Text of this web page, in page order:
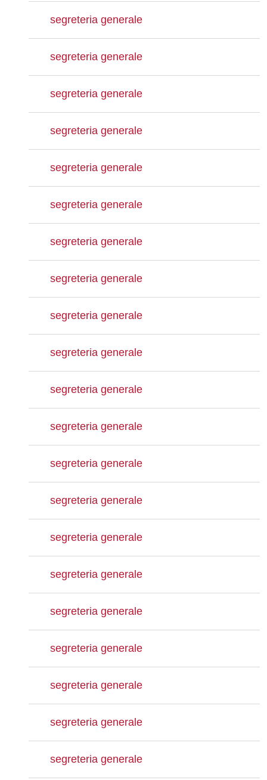
segreteria generale
segreteria generale
segreteria generale
segreteria generale
segreteria generale
segreteria generale
segreteria generale
segreteria generale
segreteria generale
segreteria generale
segreteria generale
segreteria generale
segreteria generale
segreteria generale
segreteria generale
segreteria generale
segreteria generale
segreteria generale
segreteria generale
segreteria generale
segreteria generale